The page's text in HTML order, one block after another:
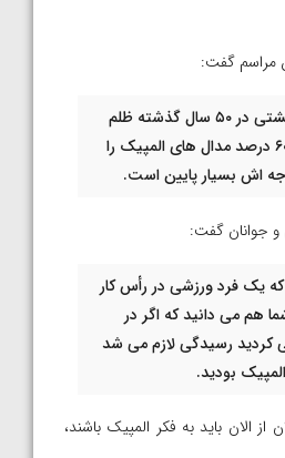
مراسم گفت:
در حق کشتی در ۵۰ سال گذشته ظلم
شده و کشتی که ۶۰ درصد مدال های المپیک را
اش بسیار پایین است.
جوانان گفت:
یک فرد ورزشی در رأس کار
هم می دانید که اگر در
کردید رسیدگی لازم می شد
بودید.
از الان باید به فکر المپیک باشند،